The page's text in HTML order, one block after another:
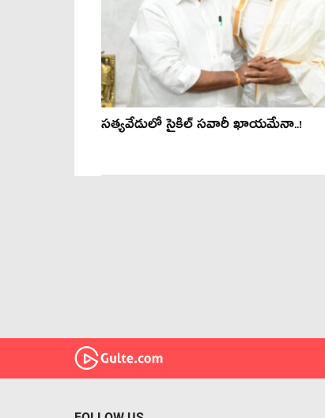
స‌త్య‌వేడులో సైకిల్ స‌వారీ ఖాయ‌మేనా..!